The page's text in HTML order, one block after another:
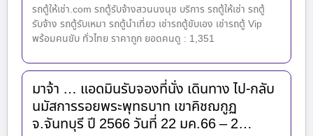
รถตู้ให้เช่า.com รถตู้รับจ้างสวนนงนุช บริการ รถตู้ให้เช่า รถตู้
รับจ้าง รถตู้รับเหมา รถตู้นำเที่ยว เช่ารถตู้ขับเอง เช่ารถตู้ Vip
พร้อมคนขับ ทั่วไทย ราคาถูก ยอดคนดู : 1,351
มาจ้า … แอดมินรับจองที่นั่ง เดินทาง ไป-กลับ
นมัสการรอยพระพุทธบาท เขาคิชฌกูฏ
จ.จันทบุรี ปี 2566 วันที่ 22 มค.66 – 2…